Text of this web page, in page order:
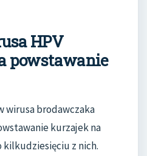
HPV
powstawanie
wirusa brodawczaka
kurzajek na
kilkudziesięciu z nich.